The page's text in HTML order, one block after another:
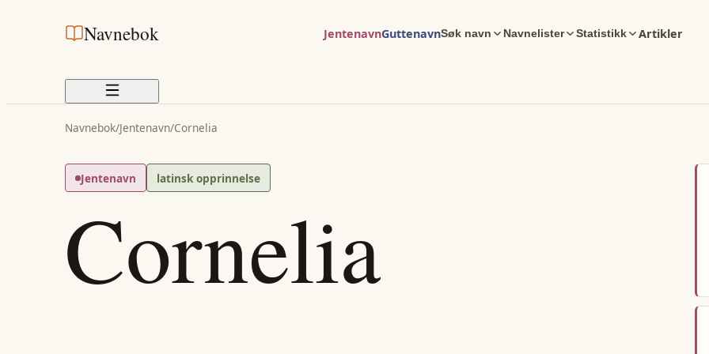
Navnebok JentenavnGuttenavnSøk navn Navnelister Statistikk Artikler
Navnebok/Jentenavn/Cornelia
Jentenavn latinsk opprinnelse
Cornelia